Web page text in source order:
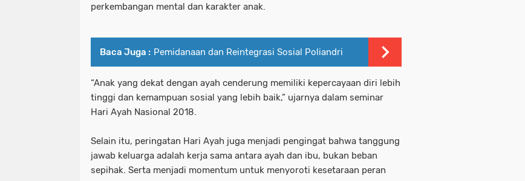
perkembangan mental dan karakter anak.
Baca Juga : Pemidanaan dan Reintegrasi Sosial Poliandri
“Anak yang dekat dengan ayah cenderung memiliki kepercayaan diri lebih
tinggi dan kemampuan sosial yang lebih baik,” ujarnya dalam seminar
Hari Ayah Nasional 2018.
Selain itu, peringatan Hari Ayah juga menjadi pengingat bahwa tanggung
jawab keluarga adalah kerja sama antara ayah dan ibu, bukan beban
sepihak. Serta menjadi momentum untuk menyoroti kesetaraan peran